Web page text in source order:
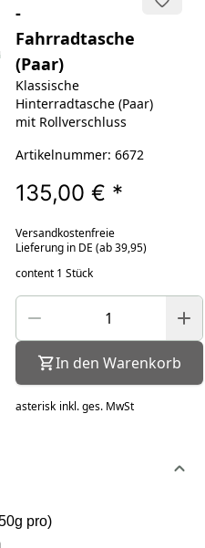
-
Fahrradtasche
(Paar)
Klassische
Hinterradtasche (Paar)
mit Rollverschluss
Artikelnummer: 6672
135,00 € *
Versandkostenfreie
Lieferung in DE (ab 39,95)
content 1 Stück
In den Warenkorb
asterisk inkl. ges. MwSt
pro)